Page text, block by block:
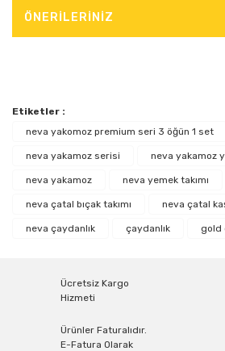
ÖNERİLERİNİZ
Etiketler :
neva yakomoz premium seri 3 öğün 1 set
neva yakamoz serisi neva yakamoz
neva yakamoz neva yemek takımı
neva çatal bıçak takımı neva çatal
neva çaydanlık çaydanlık gold
Ücretsiz Kargo
Hizmeti
Ürünler Faturalıdır.
E-Fatura Olarak